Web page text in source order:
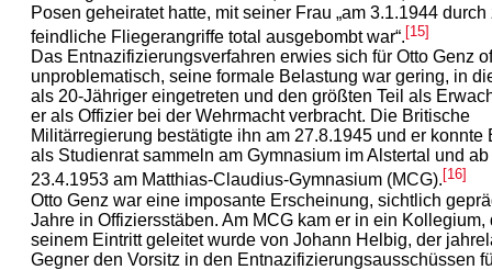
Posen geheiratet hatte, mit seiner Frau „am 3.1.1944 durch
feindliche Fliegerangriffe total ausgebombt war“. [15]
Das Entnazifizierungsverfahren erwies sich für Otto Genz
unproblematisch, seine formale Belastung war gering, in
als 20-Jähriger eingetreten und den größten Teil als
er als Offizier bei der Wehrmacht verbracht. Die Britische
Militärregierung bestätigte ihn am 27.8.1945 und er konnte
als Studienrat sammeln am Gymnasium im Alstertal und
23.4.1953 am Matthias-Claudius-Gymnasium (MCG). [16]
Otto Genz war eine imposante Erscheinung, sichtlich
Jahre in Offiziersstäben. Am MCG kam er in ein Kollegium,
seinem Eintritt geleitet wurde von Johann Helbig, der
Gegner den Vorsitz in den Entnazifizierungsausschüssen